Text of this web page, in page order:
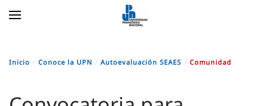
Inicio Conoce la UPN Autoevaluación SEAES Comunidad